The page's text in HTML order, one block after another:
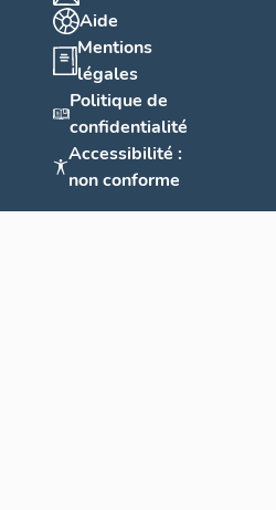
Aide
Mentions
légales
Politique de
confidentialité
Accessibilité :
non conforme